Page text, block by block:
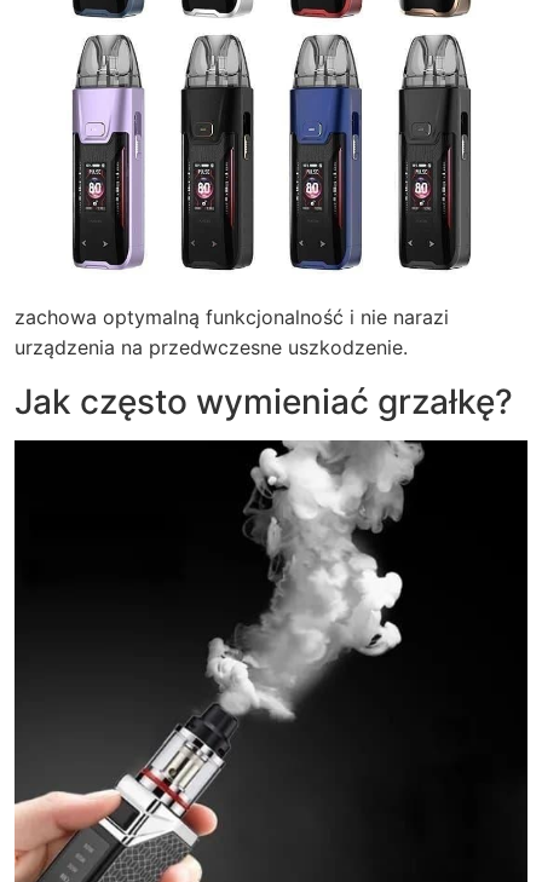
zachowa optymalną funkcjonalność i nie narazi
urządzenia na przedwczesne uszkodzenie.
Jak często wymieniać grzałkę?